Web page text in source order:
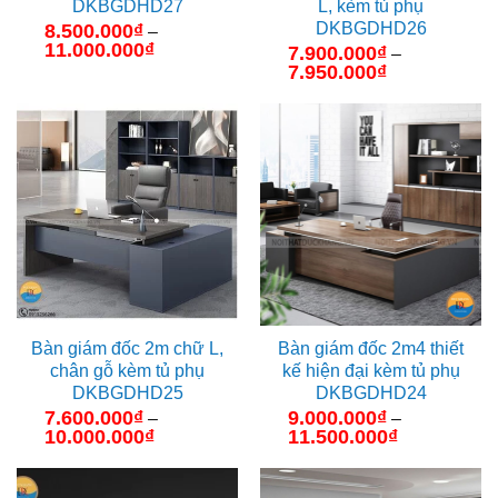
DKBGDHD27
8.500.000₫ –
11.000.000₫Khoảng
đến
11.000.000₫
L, kèm tủ phụ
DKBGDHD26
7.900.000₫ –
7.950.000₫Khoảng
7.900.000₫
7.950.000₫
Bàn giám đốc 2m chữ L,
chân gỗ kèm tủ phụ
DKBGDHD25
7.600.000₫ –
10.000.000₫Khoảng
từ
Bàn giám đốc 2m4 thiết
kế hiện đại kèm tủ phụ
DKBGDHD24
9.000.000₫ –
11.500.000₫Khoảng
từ
9.000.000₫